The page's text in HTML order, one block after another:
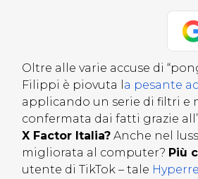
Oltre alle varie accuse di
Filippi è piovuta l a pesante
applicando un serie di filtri e
confermata dai fatti grazie
X Factor Italia? Anche nel
migliorata al computer? Più
utente di TikTok – tale